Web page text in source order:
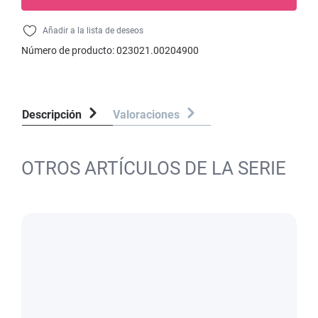
Añadir a la lista de deseos
Número de producto:023021.00204900
Descripción Valoraciones
OTROS ARTÍCULOS DE LA SERIE